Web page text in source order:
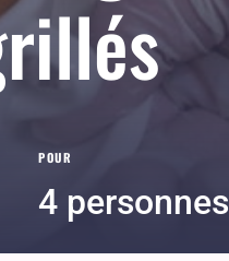
POUR
4 personnes